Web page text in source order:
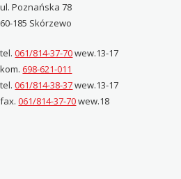
ul. Poznańska 78
60-185 Skórzewo
tel.061/814-37-70wew.13-17
kom. 698-621-011
tel.061/814-38-37wew.13-17
fax.061/814-37-70wew.18